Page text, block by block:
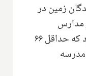
زمین در
شبانه‌روزی بومیان کانادا اعلان کرد که حداقل ۶۶